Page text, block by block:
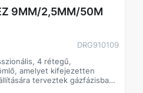
9MM/2,5MM/50M
DRG910109
4 rétegű,
amelyet kifejezetten
terveztek gázfázisban.